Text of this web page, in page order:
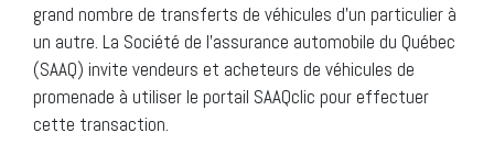
grand nombre de transferts de véhicules d’un particulier à
un autre. La Société de l’assurance automobile du Québec
(SAAQ) invite vendeurs et acheteurs de véhicules de
promenade à utiliser le portail SAAQclic pour effectuer
cette transaction.